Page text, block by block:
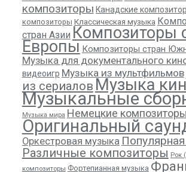
композиторы Канадские
композиторы Классическая музыка
стран Азии Композиторы
Европы Композиторы стран
Музыка для документального
видеоигр Музыка из мультфильмов
из сериалов Музыка
Музыкальные
Музыка мира Немецкие композиторы
Оригинальный
Оркестровая музыка
Различные композиторы Рок
композиторы Фортепианная музыка